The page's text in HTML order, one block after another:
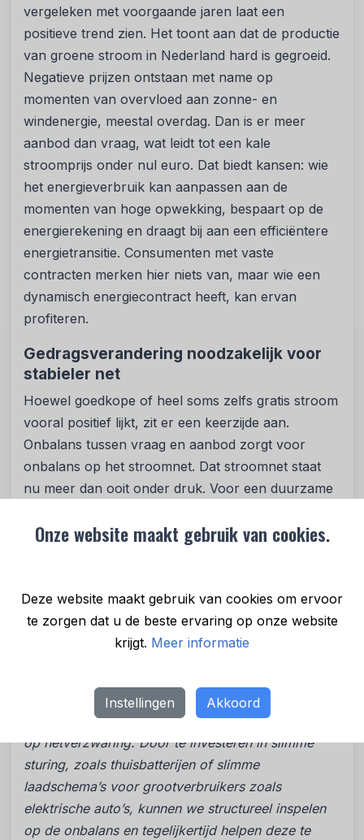
Onze website maakt gebruik van cookies.
Deze website maakt gebruik van cookies om ervoor
te zorgen dat u de beste ervaring op onze website
krijgt. Meer informatie
Instellingen Akkoord
vergeleken met voorgaande jaren laat een
positieve trend zien. Het toont aan dat de productie
van groene stroom in Nederland hard is gegroeid.
Negatieve prijzen ontstaan met name op
momenten van overvloed aan zonne- en
windenergie, meestal overdag. Dan is er meer
aanbod dan vraag, wat leidt tot een kale
stroomprijs onder nul euro. Dat biedt kansen: wie
het energieverbruik kan aanpassen aan de
momenten van hoge opwekking, bespaart op de
energierekening en draagt bij aan een efficiëntere
energietransitie. Consumenten met vaste
contracten merken hier niets van, maar wie een
dynamisch energiecontract heeft, kan ervan
profiteren.
Gedragsverandering noodzakelijk voor
stabieler net
Hoewel goedkope of heel soms zelfs gratis stroom
vooral positief lijkt, zit er een keerzijde aan.
Onbalans tussen vraag en aanbod zorgt voor
onbalans op het stroomnet. Dat stroomnet staat
nu meer dan ooit onder druk. Voor een duurzame
Dat zal zich vervolgens ook vertalen in minder
Wesley de Kruijff, CEO van Hegg Energy, legt uit:
“Het jaarrecord is een duidelijk signaal dat ons
energiesysteem onder druk staat. De
mee veranderen. Dat is noodzakelijk om het net
stabieler te maken, we kunnen niet alleen inzetten
op netverzwaring. Door te investeren in slimme
sturing, zoals thuisbatterijen of slimme
laadschema’s voor grootverbruikers zoals
elektrische auto’s, kunnen we structureel inspelen
op de onbalans en tegelijkertijd helpen deze te